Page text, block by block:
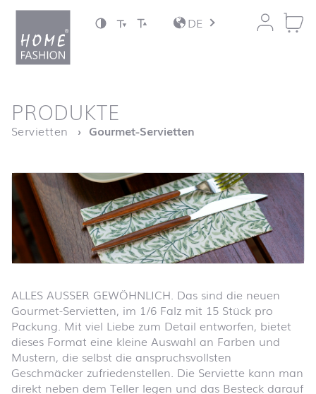
Zum Inhalt springen
DE
Startseite
PRODUKTE
Servietten Gourmet-Servietten
ALLES AUSSER GEWÖHNLICH. Das sind die neuen
Gourmet-Servietten, im 1/6 Falz mit 15 Stück pro
Packung. Mit viel Liebe zum Detail entworfen, bietet
dieses Format eine kleine Auswahl an Farben und
Mustern, die selbst die anspruchsvollsten
Geschmäcker zufriedenstellen. Die Serviette kann man
direkt neben dem Teller legen und das Besteck darauf